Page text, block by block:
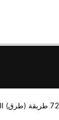
العرض |